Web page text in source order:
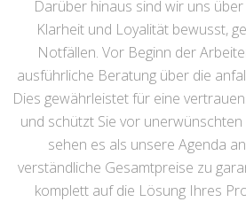
Darüber hinaus sind wir uns
Klarheit und Loyalität bewusst,
Notfällen. Vor Beginn der
ausführliche Beratung über die
Dies gewährleistet für eine
und schützt Sie vor
sehen es als unsere Agenda
verständliche Gesamtpreise zu
komplett auf die Lösung Ihres